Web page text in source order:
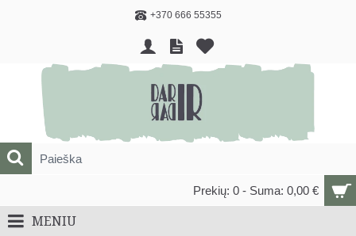
+370 666 55355
Prekių: 0 - Suma: 0,00 €
MENIU